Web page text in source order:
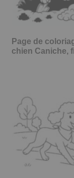
Page de
chien Caniche,